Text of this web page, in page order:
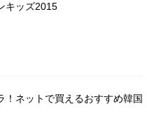
キッズ2015
！ネットで買えるおすすめ韓国